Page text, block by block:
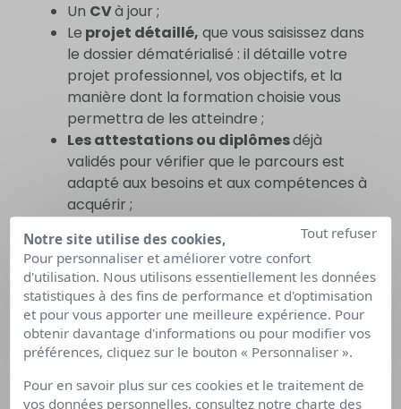
Un CVà jour ;
Le projet détaillé, que vous saisissez dans
le dossier dématérialisé : il détaille votre
projet professionnel, vos objectifs, et la
manière dont la formation choisie vous
permettra de les atteindre ;
Les attestations ou diplômesdéjà
validés pour vérifier que le parcours est
adapté aux besoins et aux compétences à
acquérir ;
: il se télécharge
depuis le site de l’assurance retraite ;
Un plan de financementou un devis de
formation, pour montrer la faisabilité de
votre projet.
L’examen de votre
Notre site utilise des cookies,
Pour personnaliser et améliorer votre confort
d'utilisation. Nous utilisons essentiellement les données
statistiques à des fins de performance et d'optimisation
et pour vous apporter une meilleure expérience. Pour
obtenir davantage d'informations ou pour modifier vos
préférences, cliquez sur le bouton « Personnaliser ».
Pour en savoir plus sur ces cookies et le traitement de
vos données personnelles, consultez notre charte des
Tout refuser